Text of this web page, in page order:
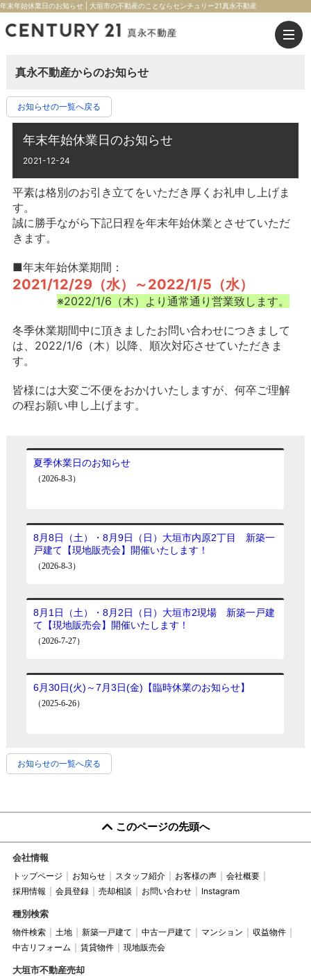
年末年始休業日のお知らせ | 大垣市の不動産のことならセンチュリー21真永不動産
真永不動産からのお知らせ
お知らせの一覧へ戻る
年末年始休業日のお知らせ
2021-12-24
平素は格別のお引き立てをいただき厚くお礼申し上げま
す。
誠に勝手ながら下記日程を年末年始休業とさせていただ
きます。
■年末年始休業期間：
2021/12/29（水）～2022/1/5（水）
※2022/1/6（木）より通常通り営業致します。
冬季休業期間中に頂きましたお問い合わせにつきまして
は、2022/1/6（木）以降、順次対応させていただきま
す。
皆様には大変ご不便をおかけいたしますが、何卒ご理解
の程お願い申し上げます。
お知らせの一覧へ戻る
このページの先頭へ
会社情報
トップページ お知らせ スタッフ紹介 お客様の声
会社概要
採用情報
会員登録 売却相談 お問い合わせ Instagram
種別検索
物件検索 土地 新築一戸建て 中古一戸建て マンション
収益物件
中古リフォーム
賃貸物件 現地販売会
大垣市不動産売却